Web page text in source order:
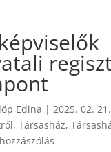
Edina | 2025. 02. 21.
, Társasház,